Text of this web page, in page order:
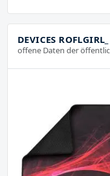
DEVICES ROFLGIRL_
offene Daten der